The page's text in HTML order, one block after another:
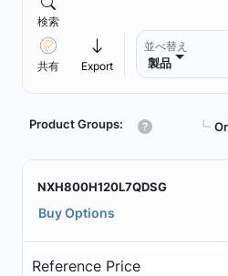
検索
共有 Export
並べ替え
製品
Product Groups: ┗
NXH800H120L7QDSG
Buy Options
Reference Price